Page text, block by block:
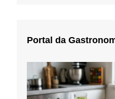
Portal da